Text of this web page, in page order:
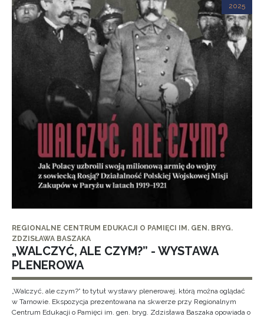
2025
REGIONALNE CENTRUM EDUKACJI O PAMIĘCI IM. GEN. BRYG.
ZDZISŁAWA BASZAKA
„WALCZYĆ, ALE CZYM?” - WYSTAWA
PLENEROWA
„Walczyć, ale czym?” to tytuł wystawy plenerowej, którą można oglądać
w Tarnowie. Ekspozycja prezentowana na skwerze przy Regionalnym
Centrum Edukacji o Pamięci im. gen. bryg. Zdzisława Baszaka opowiada o